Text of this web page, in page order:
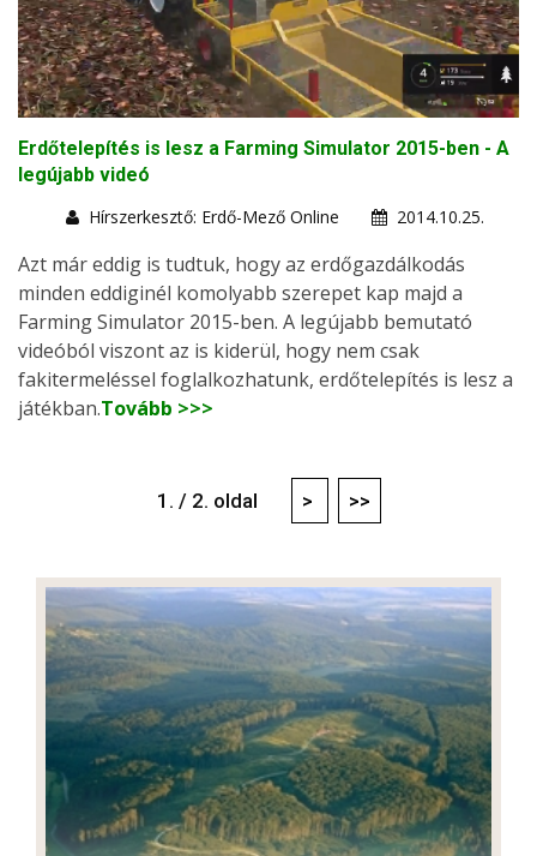
Erdőtelepítés is lesz a Farming Simulator 2015-ben - A
legújabb videó
Hírszerkesztő: Erdő-Mező Online
2014.10.25.
Azt már eddig is tudtuk, hogy az erdőgazdálkodás
minden eddiginél komolyabb szerepet kap majd a
Farming Simulator 2015-ben. A legújabb bemutató
videóból viszont az is kiderül, hogy nem csak
fakitermeléssel foglalkozhatunk, erdőtelepítés is lesz a
játékban.Tovább >>>
1. / 2. oldal > >>